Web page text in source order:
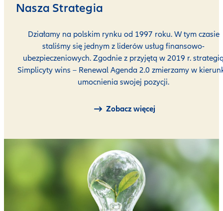
Nasza Strategia
Działamy na polskim rynku od 1997 roku. W tym czasie
staliśmy się jednym z liderów usług finansowo-
ubezpieczeniowych. Zgodnie z przyjętą w 2019 r.
Simplicyty wins – Renewal Agenda 2.0 zmierzamy w
umocnienia swojej pozycji.
Zobacz więcej